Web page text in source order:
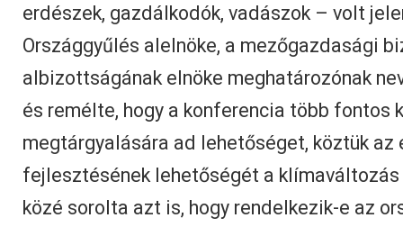
erdészek, gazdálkodók, vadászok – volt
Országgyűlés alelnöke, a mezőgazdasági
albizottságának elnöke meghatározónak
és remélte, hogy a konferencia több fontos
megtárgyalására ad lehetőséget, köztük az
fejlesztésének lehetőségét a
közé sorolta azt is, hogy rendelkezik-e az